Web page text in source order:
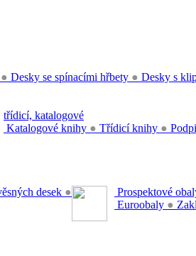
● Desky se spínacími hřbety ● Desky s
třídicí, katalogové
Katalogové knihy ● Třídicí knihy ●
desek ●
Prospektové
Euroobaly ●